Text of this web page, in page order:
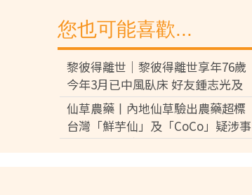
您也可能喜歡...
黎彼得離世｜黎彼得離世享年76歲
今年3月已中風臥床 好友鍾志光及
盧宛茵透露黎彼得最後時光
仙草農藥丨內地仙草驗出農藥超標
台灣「鮮芋仙」及「CoCo」疑涉事
供應商急澄清：未流入市面